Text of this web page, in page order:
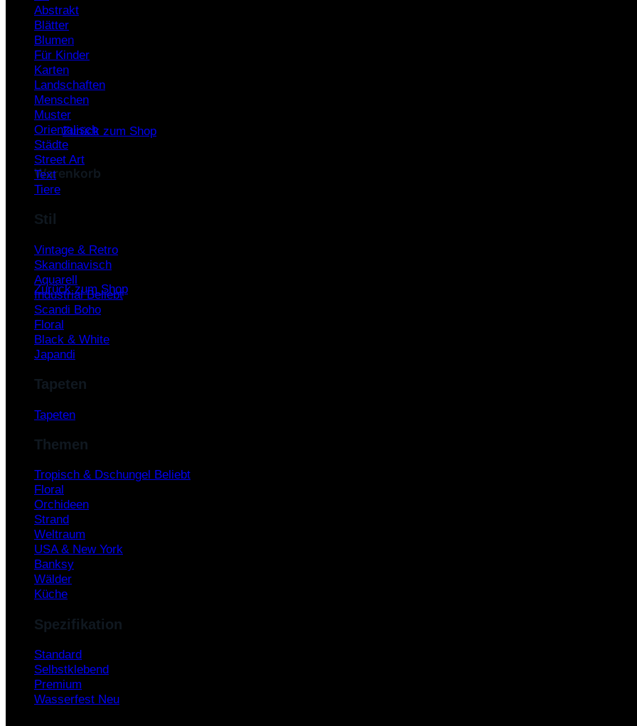
Warenkorb /
Es befinden sich keine Produkte im Warenkorb.
Zurück zum Shop
Warenkorb
Es befinden sich keine Produkte im Warenkorb.
Zurück zum Shop
Abstrakt
Blätter
Blumen
Für Kinder
Karten
Landschaften
Menschen
Muster
Orientalisch
Städte
Street Art
Text
Tiere
Stil
Vintage & Retro
Skandinavisch
Aquarell
Industrial
Scandi Boho
Floral
Black & White
Japandi
Tapeten
Tapeten
Themen
Tropisch & Dschungel
Floral
Orchideen
Strand
Weltraum
USA & New York
Banksy
Wälder
Küche
Spezifikation
Standard
Selbstklebend
Premium
Wasserfest